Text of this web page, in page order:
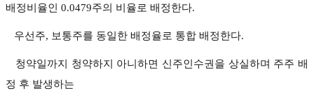
배정비율인 0.0479주의 비율로 배정한다.
우선주, 보통주를 동일한 배정율로 통합 배정한다.
청약일까지 청약하지 아니하면 신주인수권을 상실하며 주주 배
정 후 발생하는